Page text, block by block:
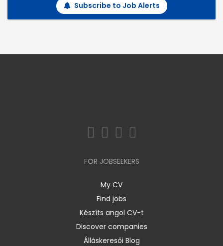
Subscribe to Job Alerts
FOR JOBSEEKERS
My CV
Find jobs
Készíts angol CV-t
Discover companies
Álláskeresői Blog